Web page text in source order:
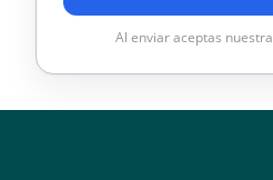
Al enviar aceptas nuestra